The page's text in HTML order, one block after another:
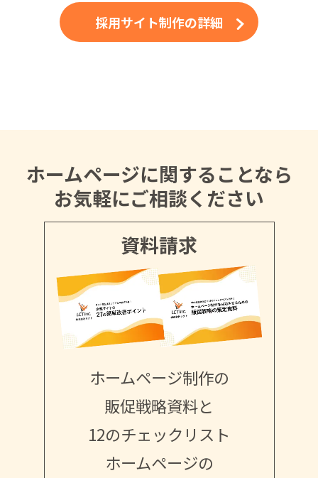
採用サイト制作の詳細
ホームページに関することなら
お気軽にご相談ください
資料請求
ホームページ制作の
販促戦略資料と
12のチェックリスト
ホームページの